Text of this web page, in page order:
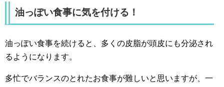
油っぽい食事に気を付ける！
油っぽい食事を続けると、多くの皮脂が頭皮にも分泌され
るようになります。
多忙でバランスのとれたお食事が難しいと思いますが、一